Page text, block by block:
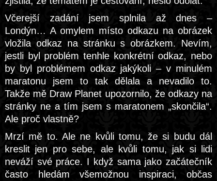
Včerejší zadání jsem splnila až dnes –
Londýn… A omylem místo odkazu na obrázek
vložila odkaz na stránku s obrázkem. Nevím,
jestli byl problém tenhle konkrétní odkaz, nebo
by byl problémem odkaz jakýkoli – v minulém
maratonu jsem to tak dělala a nevadilo to.
Takže mě Draw Planet upozornilo, že odkazy na
stránky ne a tím jsem s maratonem „skončila“.
Ale proč vlastně?
Mrzí mě to. Ale ne kvůli tomu, že si budu dál
kreslit jen pro sebe, ale kvůli tomu, jak si lidi
neváží své práce. I když sama jako začátečník
často hledám všemožnou inspiraci, občas